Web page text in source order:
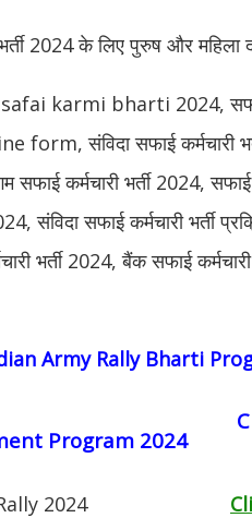
भर्ती 2024 के लिए पुरुष और
karmi bharti 2024, सफाई
संविदा सफाई कर्मचारी
कर्मचारी भर्ती 2024, सफाई
संविदा सफाई कर्मचारी भर्ती
भर्ती 2024, बैंक सफाई
Army Rally Bharti
Program 2024
2024